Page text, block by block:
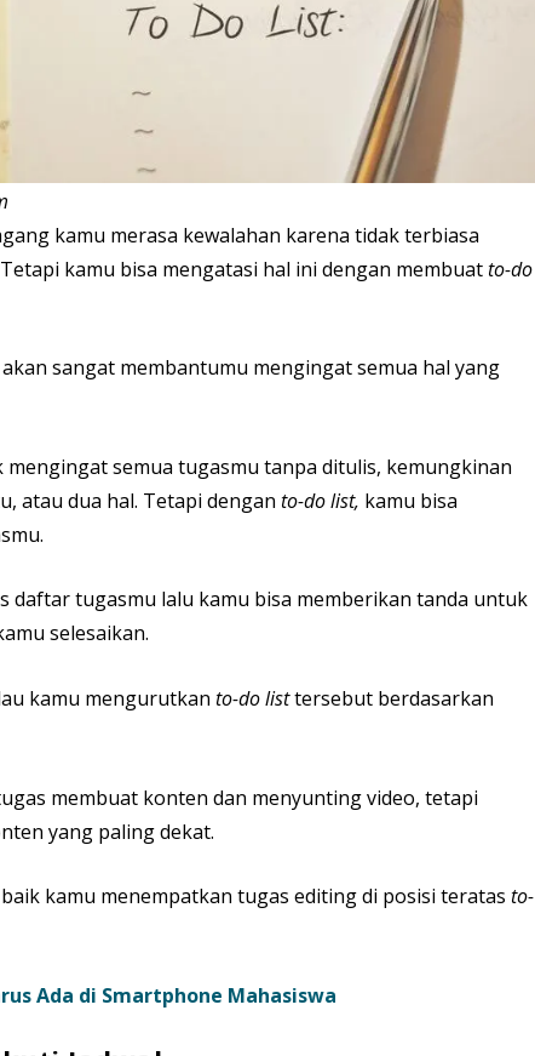
kamu merasa kewalahan karena tidak terbiasa
kamu bisa mengatasi hal ini dengan membuatto-do
sangat membantumu mengingat semua hal yang
mengingat semua tugasmu tanpa ditulis, kemungkinan
atau dua hal. Tetapi dengan to-do list, kamu bisa
daftar tugasmu lalu kamu bisa memberikan tanda untuk
selesaikan.
kamu mengurutkan to-do listtersebut berdasarkan
membuat konten dan menyunting video, tetapi
yang paling dekat.
kamu menempatkan tugas editing di posisi teratas to-
Ada di Smartphone Mahasiswa